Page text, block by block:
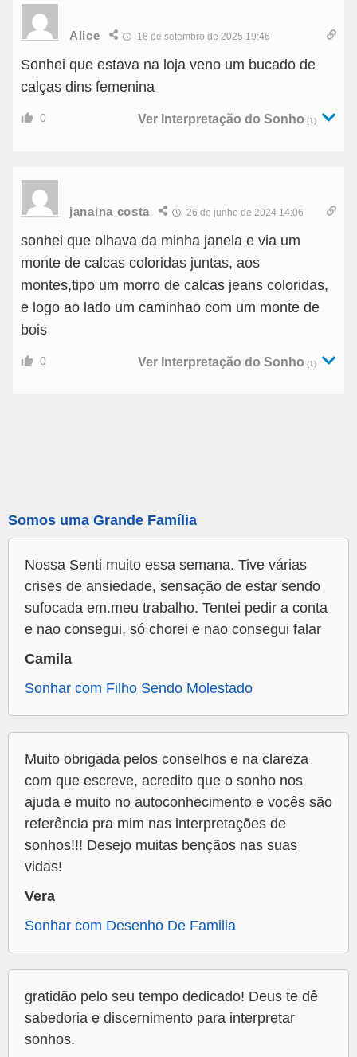
Alice 18 de setembro de 2025 19:46
Sonhei que estava na loja veno um bucado de
calças dins femenina
0 Ver Interpretação do Sonho (1)
janaina costa 26 de junho de 2024 14:06
sonhei que olhava da minha janela e via um
monte de calcas coloridas juntas, aos
montes,tipo um morro de calcas jeans coloridas,
e logo ao lado um caminhao com um monte de
bois
0 Ver Interpretação do Sonho (1)
Somos uma Grande Família
Nossa Senti muito essa semana. Tive várias
crises de ansiedade, sensação de estar sendo
sufocada em.meu trabalho. Tentei pedir a conta
e nao consegui, só chorei e nao consegui falar
Camila
Sonhar com Filho Sendo Molestado
Muito obrigada pelos conselhos e na clareza
com que escreve, acredito que o sonho nos
ajuda e muito no autoconhecimento e vocês são
referência pra mim nas interpretações de
sonhos!!! Desejo muitas bençãos nas suas
vidas!
Vera
Sonhar com Desenho De Familia
gratidão pelo seu tempo dedicado! Deus te dê
sabedoria e discernimento para interpretar
sonhos.